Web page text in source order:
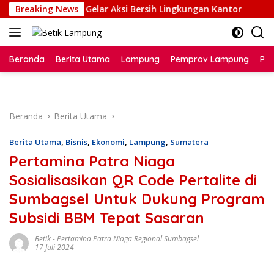
Langsung
ke
konten
Breaking News
Sukadana Gelar Aksi Bersih Lingkungan Kantor
Beranda Berita Utama Lampung Pemprov Lampung
Beranda Berita Utama
Berita Utama, Bisnis, Ekonomi, Lampung, Sumatera
Pertamina Patra Niaga
Sosialisasikan QR Code Pertalite di
Sumbagsel Untuk Dukung Program
Subsidi BBM Tepat Sasaran
Betik-Pertamina Patra Niaga Regional Sumbagsel
17 Juli 2024